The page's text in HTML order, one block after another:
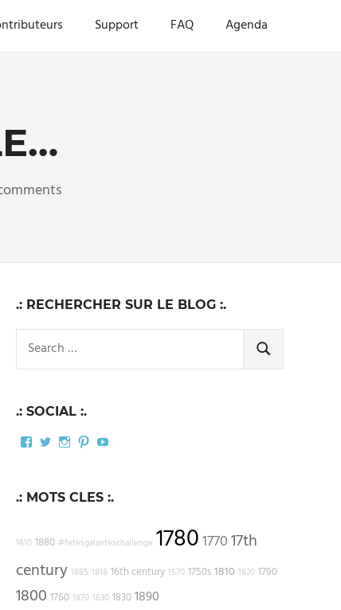
Support FAQ Agenda
.: RECHERCHER SUR LE BLOG :.
for:
SEARCH
.: SOCIAL :.
Facebook
TwitterInstagram
PinterestYouTube
.: MOTS CLES :.
1610 1880 #fetesgalanteschallenge 1780177017th
century 1885 1818 16th century 1570 1750s 1810 1820 1790
1800 1760 1870 1630 1830 1890